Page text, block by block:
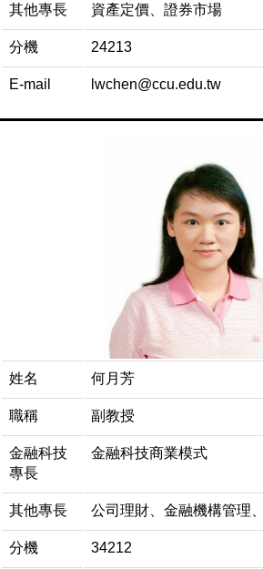
其他專長 資產定價、證券市場
分機 24213
E-mail lwchen@ccu.edu.tw
姓名 何月芳
職稱 副教授
金融科技
專長
金融科技商業模式
其他專長 公司理財、金融機構管理
分機 34212